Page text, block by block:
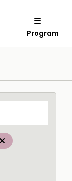
Program